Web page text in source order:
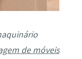
de móveis